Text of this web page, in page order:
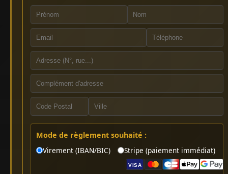
Mode de règlement souhaité :
Virement (IBAN/BIC)
Stripe (paiement immédiat)
VISA